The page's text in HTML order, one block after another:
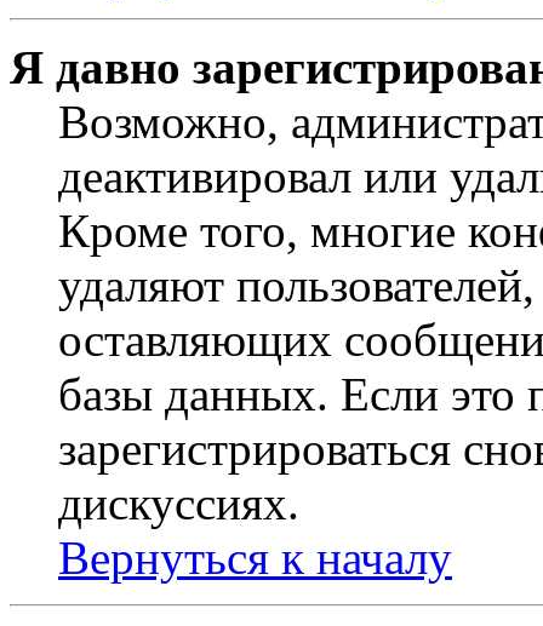
Я давно
Возможно,
деактивировал или
Кроме того, многие
удаляют
оставляющих
базы данных. Если это
зарегистрироваться
дискуссиях.
Вернуться к началу